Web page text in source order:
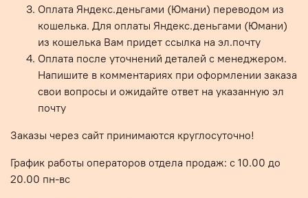
Оплата Яндекс.деньгами (Юмани) переводом из
кошелька. Для оплаты Яндекс.деньгами (Юмани)
из кошелька Вам придет ссылка на эл.почту
Оплата после уточнений деталей с менеджером.
Напишите в комментариях при оформлении заказа
свои вопросы и ожидайте ответ на указанную эл
почту
Заказы через сайт принимаются круглосуточно!
График работы операторов отдела продаж: с 10.00 до
20.00 пн-вс